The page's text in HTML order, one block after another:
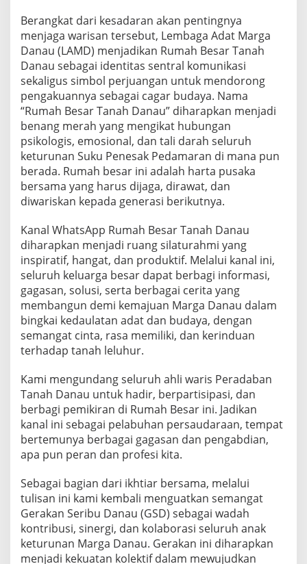
Berangkat dari kesadaran akan pentingnya
menjaga warisan tersebut, Lembaga Adat Marga
Danau (LAMD) menjadikan Rumah Besar Tanah
Danau sebagai identitas sentral komunikasi
sekaligus simbol perjuangan untuk mendorong
pengakuannya sebagai cagar budaya. Nama
“Rumah Besar Tanah Danau” diharapkan menjadi
benang merah yang mengikat hubungan
psikologis, emosional, dan tali darah seluruh
keturunan Suku Penesak Pedamaran di mana pun
berada. Rumah besar ini adalah harta pusaka
bersama yang harus dijaga, dirawat, dan
diwariskan kepada generasi berikutnya.
Kanal WhatsApp Rumah Besar Tanah Danau
diharapkan menjadi ruang silaturahmi yang
inspiratif, hangat, dan produktif. Melalui kanal ini,
seluruh keluarga besar dapat berbagi informasi,
gagasan, solusi, serta berbagai cerita yang
membangun demi kemajuan Marga Danau dalam
bingkai kedaulatan adat dan budaya, dengan
semangat cinta, rasa memiliki, dan kerinduan
terhadap tanah leluhur.
Kami mengundang seluruh ahli waris Peradaban
Tanah Danau untuk hadir, berpartisipasi, dan
berbagi pemikiran di Rumah Besar ini. Jadikan
kanal ini sebagai pelabuhan persaudaraan, tempat
bertemunya berbagai gagasan dan pengabdian,
apa pun peran dan profesi kita.
Sebagai bagian dari ikhtiar bersama, melalui
tulisan ini kami kembali menguatkan semangat
Gerakan Seribu Danau (GSD) sebagai wadah
kontribusi, sinergi, dan kolaborasi seluruh anak
keturunan Marga Danau. Gerakan ini diharapkan
menjadi kekuatan kolektif dalam mewujudkan